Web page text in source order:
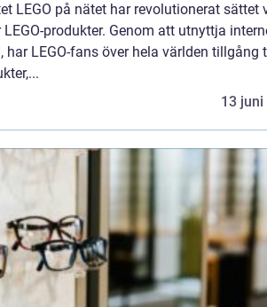
LEGO på nätet har revolutionerat sättet
produkter. Genom att utnyttja
LEGO-fans över hela världen tillgång
13 juni